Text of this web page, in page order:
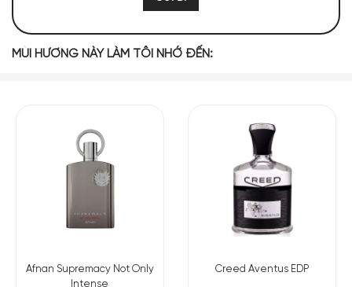
NHỮNG NOTE HƯƠNG THEO CẢM NHẬN
THỰC TẾ
MIDDLE NOTES
MÙI HƯƠNG NÀY LÀM TÔI NHỚ ĐẾN:
Afnan Supremacy Not Only
Intense
Creed Aventus EDP